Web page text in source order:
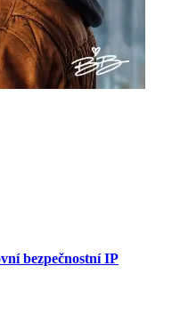
bezpečnostní IP